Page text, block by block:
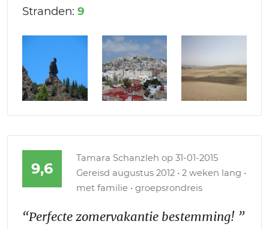
Stranden: 9
9,6
Tamara Schanzleh op 31-01-2015
Gereisd augustus 2012 • 2 weken lang •
met familie • groepsrondreis
“Perfecte zomervakantie bestemming! ”